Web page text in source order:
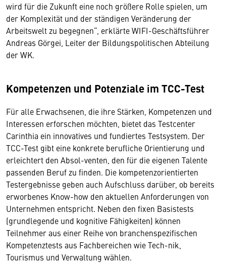
wird für die Zukunft eine noch größere Rolle spielen, um
der Komplexität und der ständigen Veränderung der
Arbeitswelt zu begegnen“, erklärte WIFI-Geschäftsführer
Andreas Görgei, Leiter der Bildungspolitischen Abteilung
der WK.
Kompetenzen und Potenziale im TCC-Test
Für alle Erwachsenen, die ihre Stärken, Kompetenzen und
Interessen erforschen möchten, bietet das Testcenter
Carinthia ein innovatives und fundiertes Testsystem. Der
TCC-Test gibt eine konkrete berufliche Orientierung und
erleichtert den Absol-venten, den für die eigenen Talente
passenden Beruf zu finden. Die kompetenzorientierten
Testergebnisse geben auch Aufschluss darüber, ob bereits
erworbenes Know-how den aktuellen Anforderungen von
Unternehmen entspricht. Neben den fixen Basistests
(grundlegende und kognitive Fähigkeiten) können
Teilnehmer aus einer Reihe von branchenspezifischen
Kompetenztests aus Fachbereichen wie Tech-nik,
Tourismus und Verwaltung wählen.